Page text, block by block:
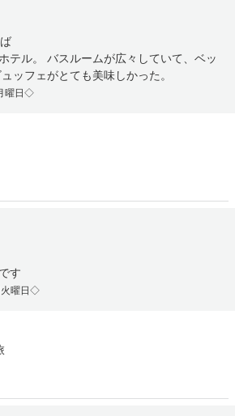
テル。 バスルームが広々していて、ベッ
ッフェがとても美味しかった。
曜日◇
す
曜日◇